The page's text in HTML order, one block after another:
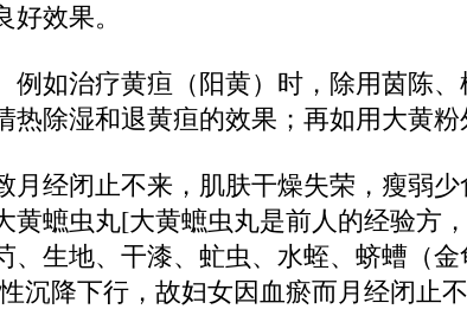
效果。
例如治疗黄疸（阳黄）时，除用茵陈
热除湿和退黄疸的效果；再如用大黄粉
月经闭止不来，肌肤干燥失荣，瘦弱
黄蟅虫丸[大黄蟅虫丸是前人的经验方
、生地、干漆、虻虫、水蛭、蛴螬（
沉降下行，故妇女因血瘀而月经闭止